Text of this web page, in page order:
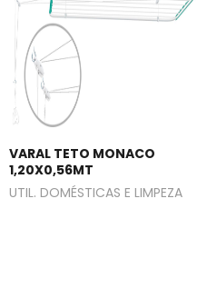
VARAL TETO MONACO
1,20X0,56MT
UTIL. DOMÉSTICAS E LIMPEZA